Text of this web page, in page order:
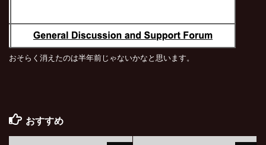
おそらく消えたのは半年前じゃないかなと思います。
おすすめ